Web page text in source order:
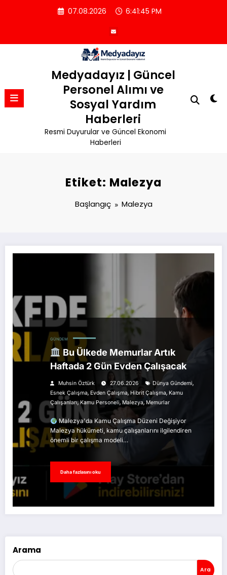
07.08.2026 6:41:45 PM
Medyadayız | Güncel
Personel Alımı ve
Sosyal Yardım
Haberleri
Resmi Duyurular ve Güncel Ekonomi
Haberleri
Etiket: Malezya
Başlangıç Malezya
GÜNDEM
Bu Ülkede Memurlar Artık
Haftada 2 Gün Evden Çalışacak
Muhsin Öztürk 27.06.2026 Dünya Gündemi,
Esnek Çalışma, Evden Çalışma, Hibrit Çalışma, Kamu
Çalışanları,Kamu Personeli,Malezya,Memurlar
Malezya'da Kamu Çalışma Düzeni Değişiyor
Malezya hükümeti, kamu çalışanlarını ilgilendiren
önemli bir çalışma modeli…
Daha fazlasını oku
Arama
Ara